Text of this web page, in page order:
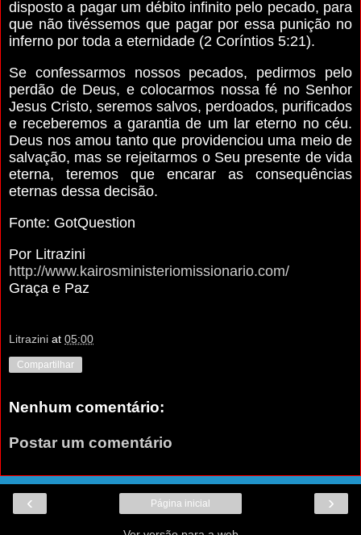
disposto a pagar um débito infinito pelo pecado, para
que não tivéssemos que pagar por essa punição no
inferno por toda a eternidade (2 Coríntios 5:21).
Se confessarmos nossos pecados, pedirmos pelo
perdão de Deus, e colocarmos nossa fé no Senhor
Jesus Cristo, seremos salvos, perdoados, purificados
e receberemos a garantia de um lar eterno no céu.
Deus nos amou tanto que providenciou uma meio de
salvação, mas se rejeitarmos o Seu presente de vida
eterna, teremos que encarar as consequências
eternas dessa decisão.
Fonte: GotQuestion
Por Litrazini
http://www.kairosministeriomissionario.com/
Graça e Paz
Litrazini at 05:00
Compartilhar
Nenhum comentário:
Postar um comentário
‹ ›
Página inicial